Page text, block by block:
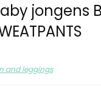
jongens
and leggings